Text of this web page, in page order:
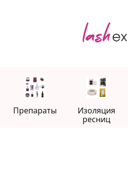
Препараты
Изоляция
ресниц